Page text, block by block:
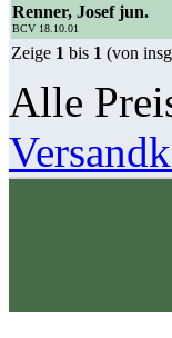
Renner, Josef jun.
BCV 18.10.01
Zeige 1 bis 1 (von
Alle